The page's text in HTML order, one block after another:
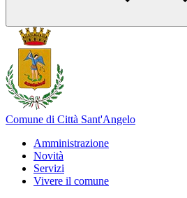
Comune di Città Sant'Angelo
Amministrazione
Novità
Servizi
Vivere il comune